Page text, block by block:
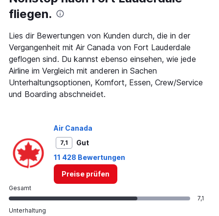
fliegen.
Lies dir Bewertungen von Kunden durch, die in der
Vergangenheit mit Air Canada von Fort Lauderdale
geflogen sind. Du kannst ebenso einsehen, wie jede
Airline im Vergleich mit anderen in Sachen
Unterhaltungsoptionen, Komfort, Essen, Crew/Service
und Boarding abschneidet.
Air Canada
7,1
Gut
11 428 Bewertungen
Preise prüfen
Gesamt
7,1
Unterhaltung